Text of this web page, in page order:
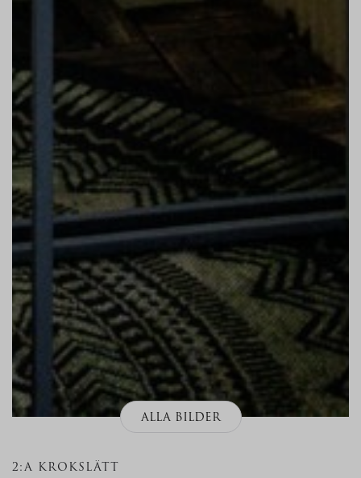
ALLA BILDER
2:A KROKSLÄTT